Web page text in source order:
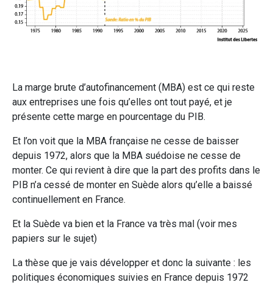
La marge brute d’autofinancement (MBA) est ce qui reste
aux entreprises une fois qu’elles ont tout payé, et je
présente cette marge en pourcentage du PIB.
Et l’on voit que la MBA française ne cesse de baisser
depuis 1972, alors que la MBA suédoise ne cesse de
monter. Ce qui revient à dire que la part des profits dans le
PIB n’a cessé de monter en Suède alors qu’elle a baissé
continuellement en France.
Et la Suède va bien et la France va très mal (voir mes
papiers sur le sujet)
La thèse que je vais développer et donc la suivante : les
politiques économiques suivies en France depuis 1972